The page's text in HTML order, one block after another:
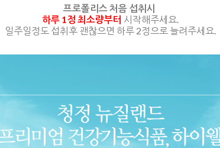
프로폴리스 처음 섭취시
하루 1정 최소량부터 시작해주세요.
일주일정도 섭취후 괜찮으면 하루 2정으로 늘려주세요.